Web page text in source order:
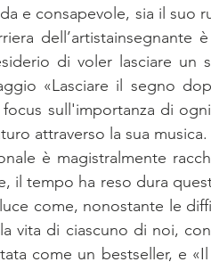
e consapevole, sia il suo
dell’artistainsegnante
di voler lasciare un
«Lasciare il segno
sull'importanza di
attraverso la sua musica.
è magistralmente
il tempo ha reso dura
come, nonostante le
vita di ciascuno di noi,
come un bestseller, e